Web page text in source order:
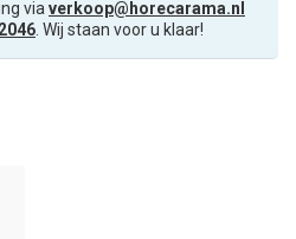
viaverkoop@horecarama.nl
. Wij staan voor u klaar!